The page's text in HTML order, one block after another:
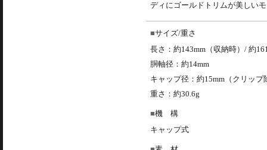
ディにゴールドトリムが美しい
サイズ/重さ
長さ：約143mm（収納時）/ 約
胴軸径：約14mm
キャップ径：約15mm（クリップ
重さ：約30.6g
機 構
キャップ式